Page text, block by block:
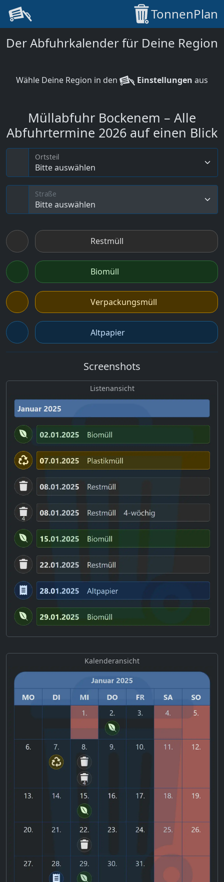
TonnenPlan
Der Abfuhrkalender für Deine Region
Wähle Deine Region in den Einstellungen aus
Müllabfuhr Bockenem – Alle
Abfuhrtermine 2026 auf einen Blick
Bitte auswählen
Ortsteil
Bitte auswählen
Straße
Restmüll
Biomüll
Verpackungsmüll
Altpapier
Screenshots
Listenansicht
Kalenderansicht